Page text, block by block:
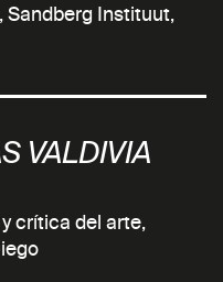
Instituut,
VALDIVIA
crítica del arte,